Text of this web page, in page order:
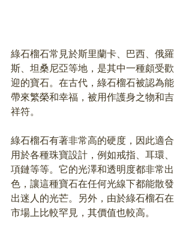
綠石榴石常見於斯里蘭卡、巴西、俄羅
斯、坦桑尼亞等地，是其中一種頗受歡
迎的寶石。在古代，綠石榴石被認為能
帶來繁榮和幸福，被用作護身之物和吉
祥符。
綠石榴石有著非常高的硬度，因此適合
用於各種珠寶設計，例如戒指、耳環、
項鏈等等。它的光澤和透明度都非常出
色，讓這種寶石在任何光線下都能散發
出迷人的光芒。另外，由於綠石榴石在
市場上比較罕見，其價值也較高。